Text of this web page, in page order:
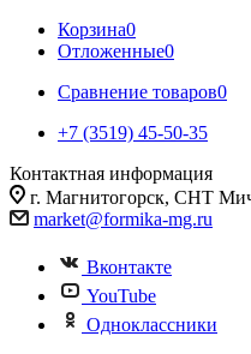
Корзина0
Отложенные0
Сравнение товаров0
+7 (3519) 45-50-35
Контактная информация
г. Магнитогорск, СНТ
market@formika-mg.ru
Вконтакте
YouTube
Одноклассники